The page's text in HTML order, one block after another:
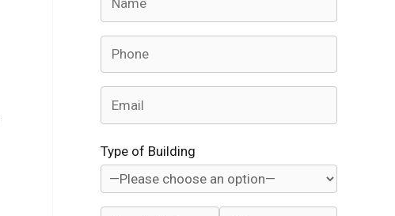
Type of Building